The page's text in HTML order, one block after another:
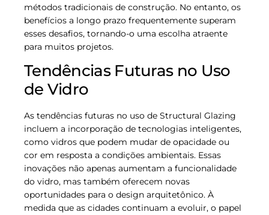
métodos tradicionais de construção. No entanto, os
benefícios a longo prazo frequentemente superam
esses desafios, tornando-o uma escolha atraente
para muitos projetos.
Tendências Futuras no Uso
de Vidro
As tendências futuras no uso de Structural Glazing
incluem a incorporação de tecnologias inteligentes,
como vidros que podem mudar de opacidade ou
cor em resposta a condições ambientais. Essas
inovações não apenas aumentam a funcionalidade
do vidro, mas também oferecem novas
oportunidades para o design arquitetônico. À
medida que as cidades continuam a evoluir, o papel